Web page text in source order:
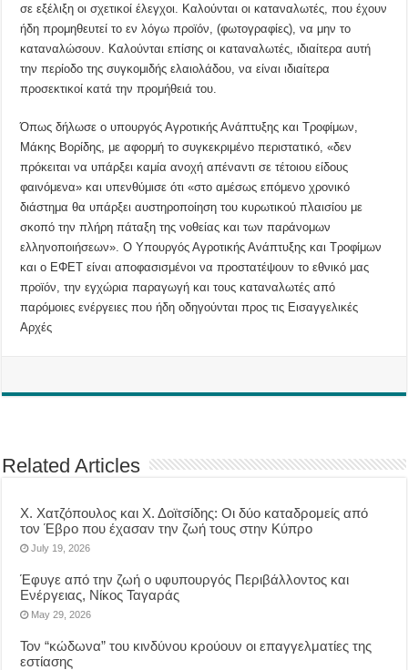
σε εξέλιξη οι σχετικοί έλεγχοι. Καλούνται οι καταναλωτές, που έχουν
ήδη προμηθευτεί το εν λόγω προϊόν, (φωτογραφίες), να μην το
καταναλώσουν. Καλούνται επίσης οι καταναλωτές, ιδιαίτερα αυτή
την περίοδο της συγκομιδής ελαιολάδου, να είναι ιδιαίτερα
προσεκτικοί κατά την προμήθειά του.
Όπως δήλωσε ο υπουργός Αγροτικής Ανάπτυξης και Τροφίμων,
Μάκης Βορίδης, με αφορμή το συγκεκριμένο περιστατικό, «δεν
πρόκειται να υπάρξει καμία ανοχή απέναντι σε τέτοιου είδους
φαινόμενα» και υπενθύμισε ότι «στο αμέσως επόμενο χρονικό
διάστημα θα υπάρξει αυστηροποίηση του κυρωτικού πλαισίου με
σκοπό την πλήρη πάταξη της νοθείας και των παράνομων
ελληνοποιήσεων». Ο Υπουργός Αγροτικής Ανάπτυξης και Τροφίμων
και ο ΕΦΕΤ είναι αποφασισμένοι να προστατέψουν το εθνικό μας
προϊόν, την εγχώρια παραγωγή και τους καταναλωτές από
παρόμοιες ενέργειες που ήδη οδηγούνται προς τις Εισαγγελικές
Αρχές
Related Articles
Χ. Χατζόπουλος και Χ. Δοϊτσίδης: Οι δύο καταδρομείς από
τον Έβρο που έχασαν την ζωή τους στην Κύπρο
July 19, 2026
Έφυγε από την ζωή ο υφυπουργός Περιβάλλοντος και
Ενέργειας, Νίκος Ταγαράς
May 29, 2026
Τον “κώδωνα” του κινδύνου κρούουν οι επαγγελματίες της
εστίασης